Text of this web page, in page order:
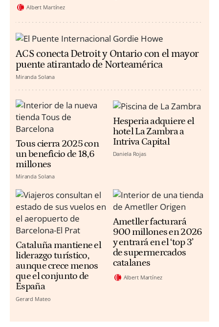
Albert Martínez
ACS conecta Detroit y Ontario con el mayor
puente atirantado de Norteamérica
Miranda Solana
Tous cierra 2025 con
un beneficio de 18,6
millones
Miranda Solana
Hesperia adquiere el
hotel La Zambra a
Intriva Capital
Daniela Rojas
Cataluña mantiene el
liderazgo turístico,
aunque crece menos
que el conjunto de
España
Gerard Mateo
Ametller facturará
900 millones en 2026
y entrará en el ‘top 3’
de supermercados
catalanes
Albert Martínez